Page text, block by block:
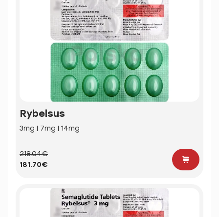
Rybelsus
3mg | 7mg | 14mg
218.04€
181.70€